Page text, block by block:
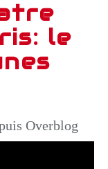
le
Overblog